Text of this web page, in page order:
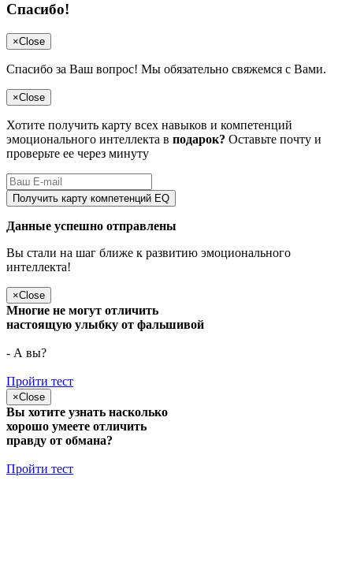
Спасибо!
×Close
Спасибо за Ваш вопрос! Мы обязательно свяжемся с Вами.
×Close
Хотите получить карту всех навыков и компетенций
эмоционального интеллекта в подарок? Оставьте почту и
проверьте ее через минуту
Получить карту компетенций EQ
Данные успешно отправлены
Вы стали на шаг ближе к развитию эмоционального
интеллекта!
×Close
Многие не могут отличить
настоящую улыбку от фальшивой
- А вы?
Пройти тест
×Close
Вы хотите узнать насколько
хорошо умеете отличить
правду от обмана?
Пройти тест